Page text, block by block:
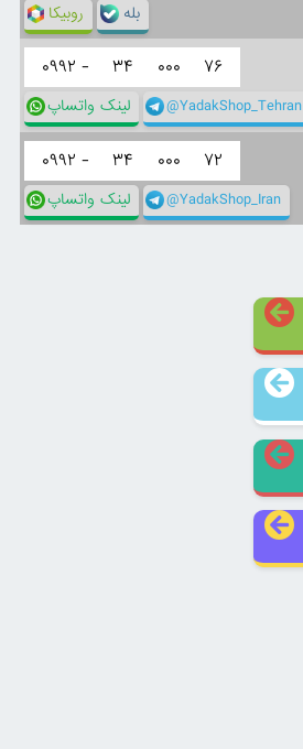
روبیکا بله
۰۹۹۲ - ۳۴ ۰۰۰ ۷۶
لینک واتساپ @YadakShop_Tehran
۰۹۹۲ - ۳۴ ۰۰۰ ۷۲
لینک واتساپ @YadakShop_Iran